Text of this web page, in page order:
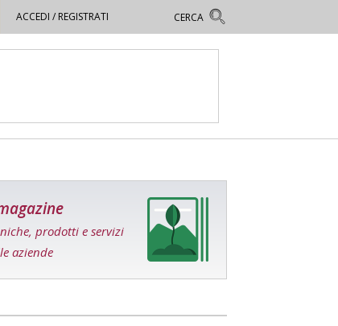
ACCEDI / REGISTRATI
prodotti e servizi
aziende